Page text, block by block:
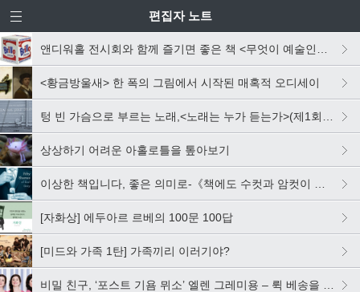
편집자 노트
앤디워홀 전시회와 함께 즐기면 좋은 책 <무엇이 예술인가>를 소개합니다다다닷
<황금방울새> 한 폭의 그림에서 시작된 매혹적 오디세이
텅 빈 가슴으로 부르는 노래,<노래는 누가 듣는가>(제1회 황산벌청년문학상 수상작)
상상하기 어려운 아홀로틀을 톺아보기
이상한 책입니다, 좋은 의미로-《책에도 수컷과 암컷이 있습니다》 편집 후기
[자화상] 에두아르 르베의 100문 100답
[미드와 가족 1탄] 가족끼리 이러기야?
비밀 친구, ‘포스트 기욤 뮈소’ 엘렌 그레미용 – 뤽 베송을 만나다